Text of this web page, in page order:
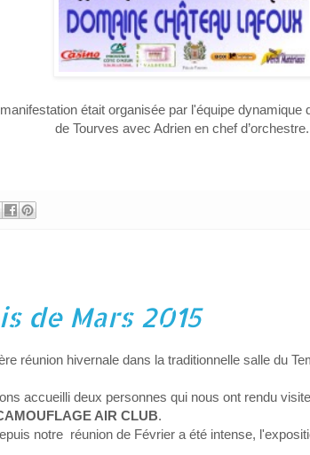
était organisée par l'équipe dynamique
de Tourves avec Adrien en chef d’orchestre.
de Mars 2015
réunion hivernale dans la traditionnelle salle du
accueilli deux personnes qui nous ont rendu
AIR CLUB.
notre réunion de Février a été intense,